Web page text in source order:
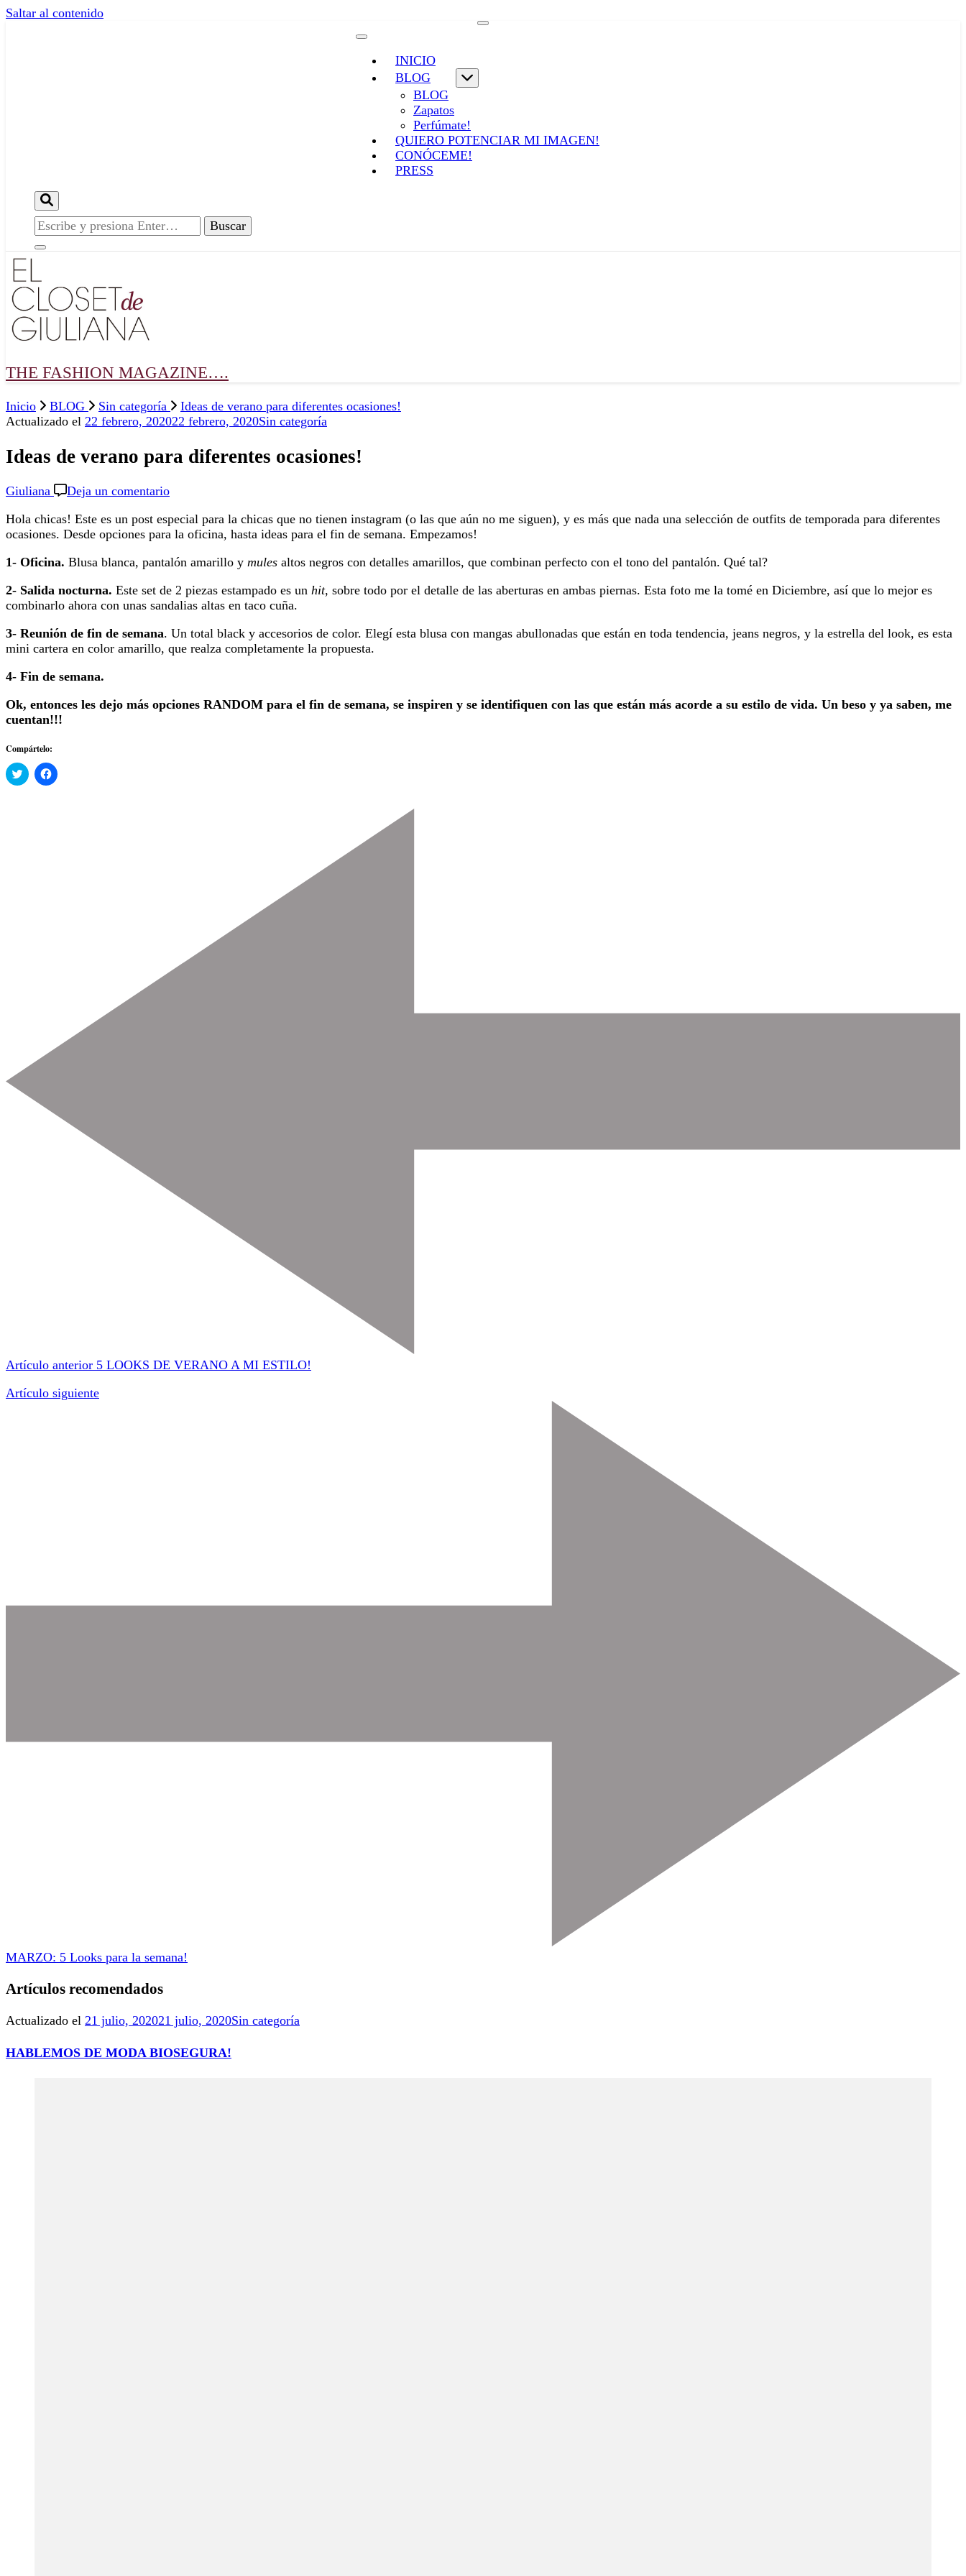
Saltar al contenido
INICIO
BLOG
BLOG
Zapatos
Perfúmate!
QUIERO POTENCIAR MI IMAGEN!
CONÓCEME!
PRESS
¿Buscas
algo?
THE FASHION MAGAZINE….
Inicio BLOG Sin categoría
Ideas de verano para diferentes ocasiones!
Actualizado el 22 febrero, 202022 febrero, 2020Sin categoría
Ideas de verano para diferentes ocasiones!
Giuliana Deja un comentarioen
de
verano
diferentes
Hola chicas! Este es un post especial para la chicas que no tienen instagram (o las que aún no me siguen), y es más que nada una selección de outfits de temporada para diferentes
ocasiones. Desde opciones para la oficina, hasta ideas para el fin de semana. Empezamos!
1- Oficina. Blusa blanca, pantalón amarillo y mules altos negros con detalles amarillos, que combinan perfecto con el tono del pantalón. Qué tal?
2- Salida nocturna. Este set de 2 piezas estampado es un hit, sobre todo por el detalle de las aberturas en ambas piernas. Esta foto me la tomé en Diciembre, así que lo mejor es
combinarlo ahora con unas sandalias altas en taco cuña.
3- Reunión de fin de semana. Un total black y accesorios de color. Elegí esta blusa con mangas abullonadas que están en toda tendencia, jeans negros, y la estrella del look, es esta
mini cartera en color amarillo, que realza completamente la propuesta.
4- Fin de semana.
Ok, entonces les dejo más opciones RANDOM para el fin de semana, se inspiren y se identifiquen con las que están más acorde a su estilo de vida. Un beso y ya saben, me
cuentan!!!
Compártelo:
Haz
clic
Haz
clic
Artículo anterior 5 LOOKS DE VERANO A MI ESTILO!
Artículo siguiente
MARZO: 5 Looks para la semana!
Artículos recomendados
Actualizado el 21 julio, 202021 julio, 2020Sin categoría
HABLEMOS DE MODA BIOSEGURA!